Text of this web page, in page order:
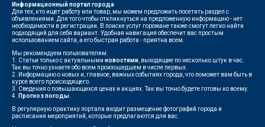
Информационный портал города
Для тех, кто ищет работу или товар, мы можем предложить посетить раздел с
объявлениями. Для того чтобы откликнуться на предложенную информацию - нет
необходимости в регистрации. В поиске услуг горожане также смогут легко найти
подходящий для себя вариант. Удобная навигация обеспечит вас простым
использованием сайта, а его быстрая работа - приятна всем.
Мы рекомендуем пользователям:
1. Статьи только с актуальными новостями , выходящие по несколько штук в час.
Так вы точно узнаете обо всем произошедшем в числе первых.
2. Информацию о новых и, главное, важных событиях города, что поможет вам быть в
курсе всего происходящего.
3. Сведения о повышающихся ценах и акциях. Так вы точно будете готовы ко всему.
4.
Прогноз погоды
В регулярную практику портала входит размещение фотографий города и
расписания мероприятий, которые предлагаются для вас.